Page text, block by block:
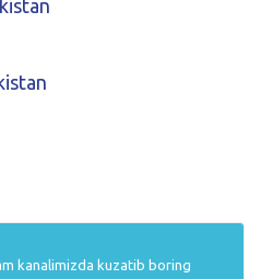
kanalimizda kuzatib boring